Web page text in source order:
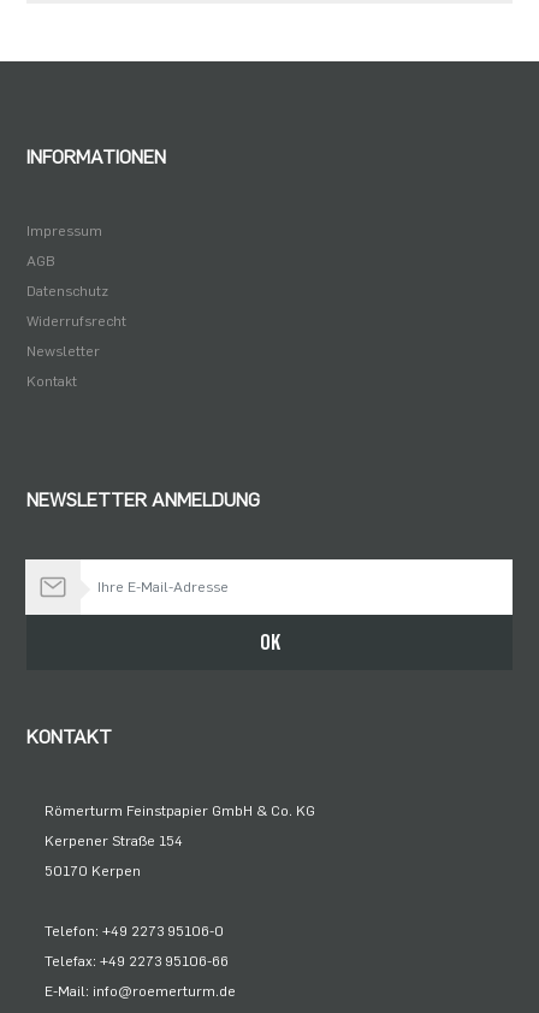
INFORMATIONEN
Impressum
AGB
Datenschutz
Widerrufsrecht
Newsletter
Kontakt
NEWSLETTER ANMELDUNG
OK
KONTAKT
Römerturm Feinstpapier GmbH & Co. KG
Kerpener Straße 154
50170 Kerpen
Telefon: +49 2273 95106-0
Telefax: +49 2273 95106-66
E-Mail: info@roemerturm.de